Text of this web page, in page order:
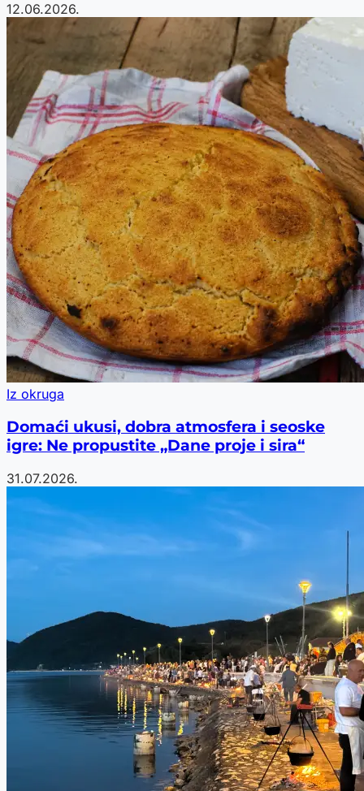
12.06.2026.
Iz okruga
Domaći ukusi, dobra atmosfera i seoske
igre: Ne propustite „Dane proje i sira“
31.07.2026.